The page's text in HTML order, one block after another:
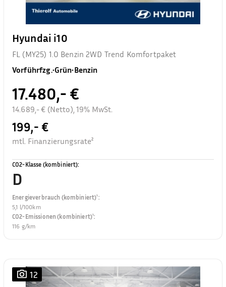
Hyundai i10
FL (MY25) 1.0 Benzin 2WD Trend Komfortpaket
Vorführfzg.•Grün•Benzin
17.480,- €
14.689,- € (Netto), 19% MwSt.
199,- €
mtl. Finanzierungsrate²
CO2-Klasse (kombiniert):
D
Energieverbrauch (kombiniert)¹:
5,1 l/100km
CO2-Emissionen (kombiniert)¹:
116 g/km
12